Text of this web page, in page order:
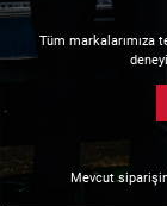
Tüm markalarımıza
Mevcut